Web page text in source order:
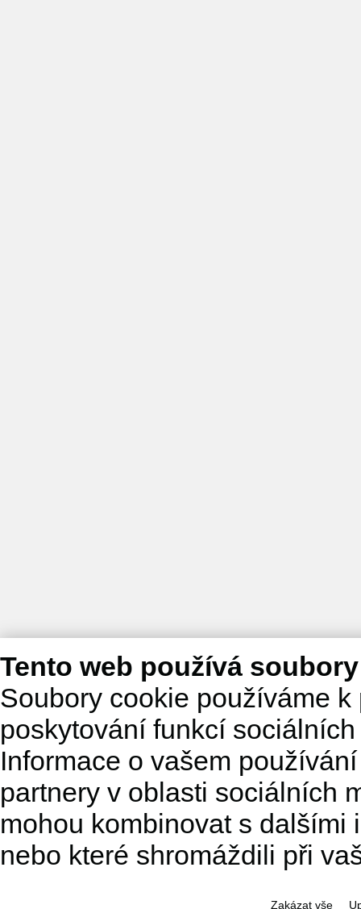
Tento web používá
Soubory cookie používáme
poskytování funkcí
Informace o vašem
partnery v oblasti sociálních
mohou kombinovat s dalšími
nebo které shromáždili při
Zakázat vše